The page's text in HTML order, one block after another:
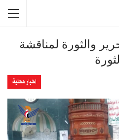
والثورة لمناقشة
اخبار محلية